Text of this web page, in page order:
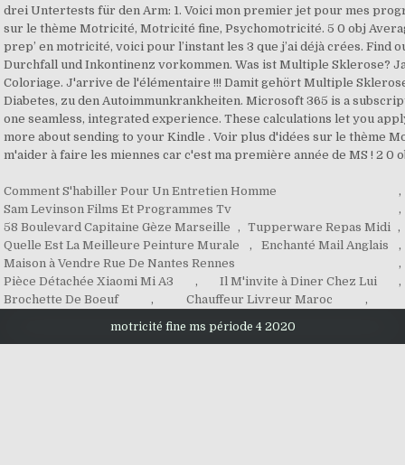
Comment S'habiller Pour Un Entretien Homme
,
Sam Levinson Films Et Programmes Tv
,
58 Boulevard Capitaine Gèze Marseille
, Tupperware Repas Midi ,
Quelle Est La Meilleure Peinture Murale
, Enchanté Mail Anglais
,
Maison à Vendre Rue De Nantes Rennes
,
Pièce Détachée Xiaomi Mi A3
, Il M'invite à Diner Chez Lui
,
Brochette De Boeuf
, Chauffeur Livreur Maroc ,
motricité fine ms période 4 2020